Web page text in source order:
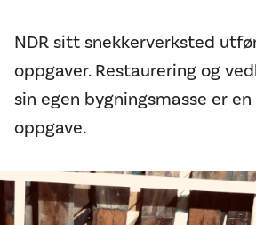
NDR sitt snekkerverksted
oppgaver. Restaurering og
sin egen bygningsmasse er
oppgave.